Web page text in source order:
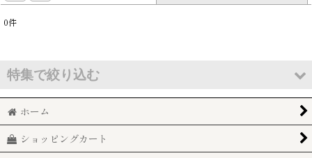
並び順:
0件
特集で絞り込む
ご自宅用（化粧箱なしの単品販売）
調味料（アミノ酸等）不使用・保存料不使用・リン酸塩不使用
ホーム
ショッピングカート